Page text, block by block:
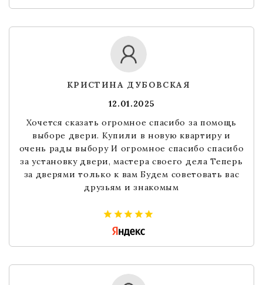
КРИСТИНА ДУБОВСКАЯ
12.01.2025
Хочется сказать огромное спасибо за помощь
выборе двери. Купили в новую квартиру и
очень рады выбору И огромное спасибо спасибо
за установку двери, мастера своего дела Теперь
за дверями только к вам Будем советовать вас
друзьям и знакомым